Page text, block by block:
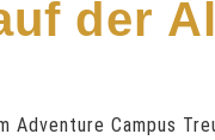
der
Adventure Campus